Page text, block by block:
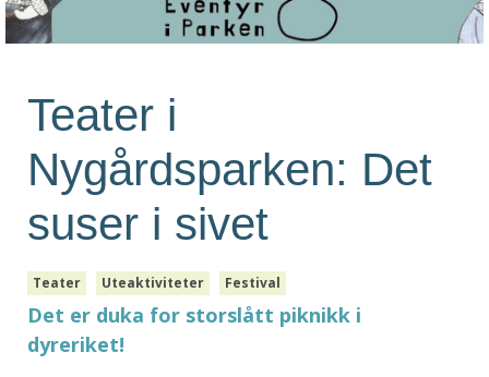
Teater i
Nygårdsparken: Det
suser i sivet
Teater Uteaktiviteter Festival
Det er duka for storslått piknikk i
dyreriket!